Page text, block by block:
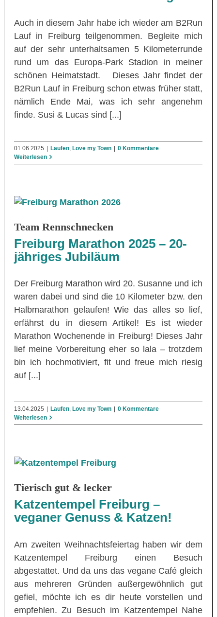
Auch in diesem Jahr habe ich wieder am B2Run
Lauf in Freiburg teilgenommen. Begleite mich
auf der sehr unterhaltsamen 5 Kilometerrunde
rund um das Europa-Park Stadion in meiner
schönen Heimatstadt. Dieses Jahr findet der
B2Run Lauf in Freiburg schon etwas früher statt,
nämlich Ende Mai, was ich sehr angenehm
finde. Susi & Lucas sind [...]
01.06.2025 | Laufen Love my Town | 0 Kommentare
Weiterlesen
Team Rennschnecken
Freiburg Marathon 2025 – 20-
jähriges Jubiläum
Der Freiburg Marathon wird 20. Susanne und ich
waren dabei und sind die 10 Kilometer bzw. den
Halbmarathon gelaufen! Wie das alles so lief,
erfährst du in diesem Artikel! Es ist wieder
Marathon Wochenende in Freiburg! Dieses Jahr
lief meine Vorbereitung eher so lala – trotzdem
bin ich hochmotiviert, fit und freue mich riesig
auf [...]
13.04.2025 Laufen, Love my Town
0 Kommentare
Weiterlesen
Tierisch gut & lecker
Katzentempel Freiburg –
veganer Genuss & Katzen!
Am zweiten Weihnachtsfeiertag haben wir dem
Katzentempel Freiburg einen Besuch
abgestattet. Und da uns das vegane Café gleich
aus mehreren Gründen außergewöhnlich gut
gefiel, möchte ich es dir heute vorstellen und
empfehlen. Zu Besuch im Katzentempel Nahe